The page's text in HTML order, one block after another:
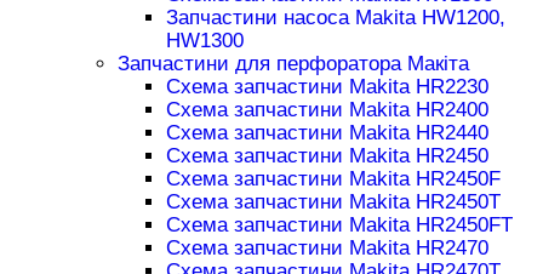
Запчастини насоса Makita HW1200,
HW1300
Запчастини для перфоратора Макіта
Схема запчастини Makita HR2230
Схема запчастини Makita HR2400
Схема запчастини Makita HR2440
Схема запчастини Makita HR2450
Схема запчастини Makita HR2450F
Схема запчастини Makita HR2450T
Схема запчастини Makita HR2450FT
Схема запчастини Makita HR2470